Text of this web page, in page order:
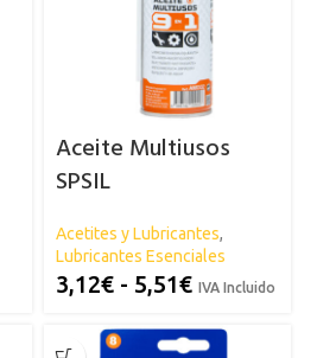
Aceite Multiusos
SPSIL
Acetites y Lubricantes,
Lubricantes Esenciales
3,12€ - 5,51€ IVA Incluido